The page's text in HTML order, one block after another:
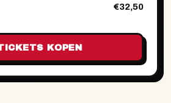
€32,50
KOPEN